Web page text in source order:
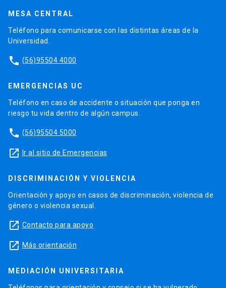
MESA CENTRAL
Teléfono para comunicarse con las distintas áreas de la
Universidad.
phone (56)95504 4000
EMERGENCIAS UC
Teléfono en caso de accidente o situación que ponga en
riesgo tu vida dentro de algún campus.
phone (56)95504 5000
launch Ir al sitio de Emergencias
DISCRIMINACIÓN Y VIOLENCIA
Orientación y apoyo en casos de discriminación, violencia de
género o violencia sexual.
launch Contacto para apoyo
launch Más orientación
MEDIACIÓN UNIVERSITARIA